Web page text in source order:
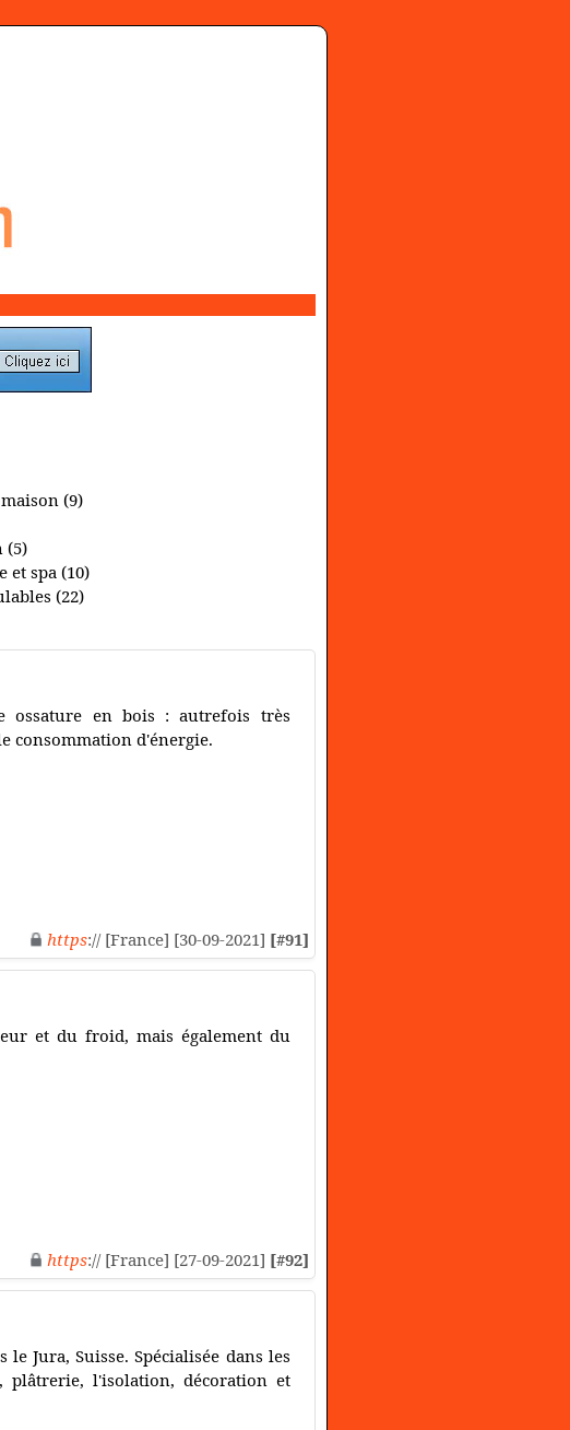
(9)
(5)
et spa (10)
(22)
ossature en bois : autrefois très
consommation d'énergie.
https:// [France] [30-09-2021] [#91]
et du froid, mais également du
https:// [France] [27-09-2021] [#92]
Jura, Suisse. Spécialisée dans les
plâtrerie, l'isolation, décoration et